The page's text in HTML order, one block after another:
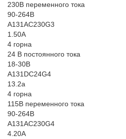
230В переменного тока
90-264В
A131AC230G3
1.50A
4 горна
24 В постоянного тока
18-30В
A131DC24G4
13.2a
4 горна
115В переменного тока
90-264В
A131AC230G4
4.20A